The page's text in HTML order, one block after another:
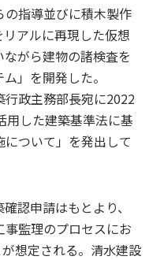
指導並びに積木製作
アルに再現した仮想
がら建物の諸検査を
」を開発した。
政主務部長宛に2022
用した建築基準法に基
ついて」を発出して
認申請はもとより、
監理のプロセスにお
想定される。清水建設